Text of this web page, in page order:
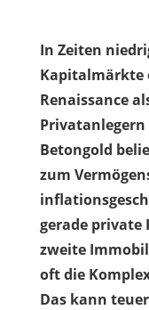
In Zeiten
Kapitalmärkte
Renaissance
Betongold
zum
gerade private
zweite
oft die
Das kann